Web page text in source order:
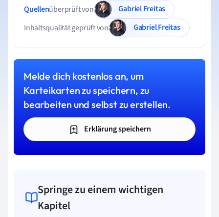
Quellenüberprüft von
Gabriel Freitas
Inhaltsqualität geprüft von
Gabriel Freitas
Melde dich kostenlos an, um
Karteikarten zu speichern, zu
bearbeiten und selbst zu erstellen.
Erklärung speichern
Springe zu einem wichtigen
Kapitel